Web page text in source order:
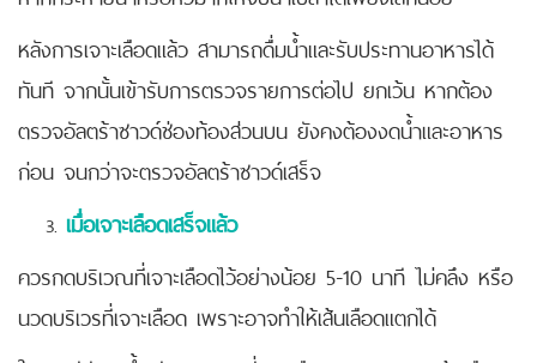
หลังการเจาะเลือดแล้ว สามารถดื่มน้ำและรับประทานอาหารได้
ทันที จากนั้นเข้ารับการตรวจรายการต่อไป ยกเว้น หากต้อง
ตรวจอัลตร้าซาวด์ช่องท้องส่วนบน ยังคงต้องงดน้ำและอาหาร
ก่อน จนกว่าจะตรวจอัลตร้าซาวด์เสร็จ
เมื่อเจาะเลือดเสร็จแล้ว
ควรกดบริเวณที่เจาะเลือดไว้อย่างน้อย 5-10 นาที ไม่คลึง หรือ
นวดบริเวรที่เจาะเลือด เพราะอาจทำให้เส้นเลือดแตกได้